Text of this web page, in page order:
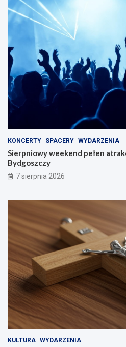
KONCERTY SPACERY WYDARZENIA
Sierpniowy weekend pełen
Bydgoszczy
7 sierpnia 2026
KULTURA WYDARZENIA